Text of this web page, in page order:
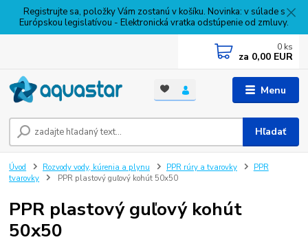
Registrujte sa, položky Vám zostanú v košíku. Novinka: v súlade s
Európskou legislatívou - Elektronická vratka odstúpenie od zmluvy.
Menu
Hľadať
0 ks
za 0,00 EUR
Úvod Rozvody vody, kúrenia a plynu PPR rúry a tvarovky
PPR
tvarovky
PPR plastový guľový kohút 50x50
PPR plastový guľový kohút
50x50